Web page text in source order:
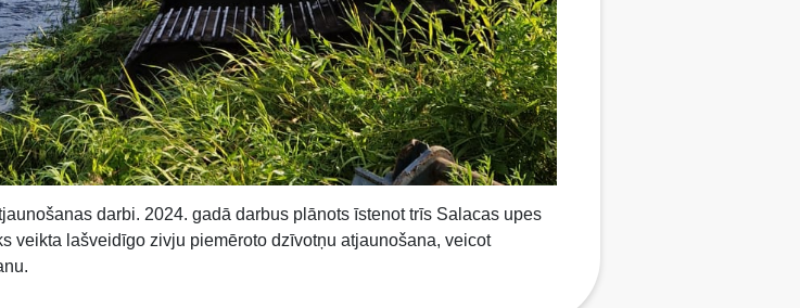
darbi. 2024. gadā darbus plānots īstenot trīs Salacas upes
veikta lašveidīgo zivju piemēroto dzīvotņu atjaunošana, veicot